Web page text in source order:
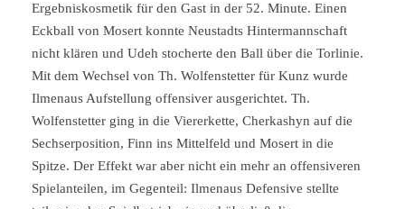
Ergebniskosmetik für den Gast in der 52. Minute. Einen
Eckball von Mosert konnte Neustadts Hintermannschaft
nicht klären und Udeh stocherte den Ball über die Torlinie.
Mit dem Wechsel von Th. Wolfenstetter für Kunz wurde
Ilmenaus Aufstellung offensiver ausgerichtet. Th.
Wolfenstetter ging in die Viererkette, Cherkashyn auf die
Sechserposition, Finn ins Mittelfeld und Mosert in die
Spitze. Der Effekt war aber nicht ein mehr an offensiveren
Spielanteilen, im Gegenteil: Ilmenaus Defensive stellte